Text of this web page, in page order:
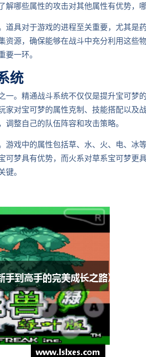
哪些属性的攻击对其他属性有优势，
道具对于游戏的进程至关重要，尤其是
资源，确保能够在战斗中充分利用这些
一环。
统
一。精通战斗系统不仅仅是提升宝可梦
对宝可梦的属性克制、技能搭配以及
整自己的队伍阵容和攻击策略。
游戏中的属性包括草、水、火、电、冰
可梦具有优势，而火系对草系宝可梦更
。